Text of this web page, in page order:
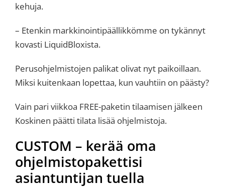
kehuja.
– Etenkin markkinointipäällikkömme on tykännyt
kovasti LiquidBloxista.
Perusohjelmistojen palikat olivat nyt paikoillaan.
Miksi kuitenkaan lopettaa, kun vauhtiin on päästy?
Vain pari viikkoa FREE-paketin tilaamisen jälkeen
Koskinen päätti tilata lisää ohjelmistoja.
CUSTOM – kerää oma
ohjelmistopakettisi
asiantuntijan tuella